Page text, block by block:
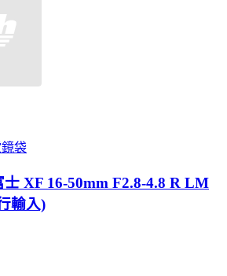
鏡袋
XF 16-50mm F2.8-4.8 R LM
輸入)